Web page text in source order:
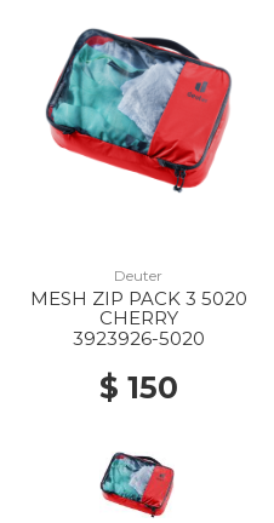
Deuter
MESH ZIP PACK 3 5020
CHERRY
3923926-5020
$ 150